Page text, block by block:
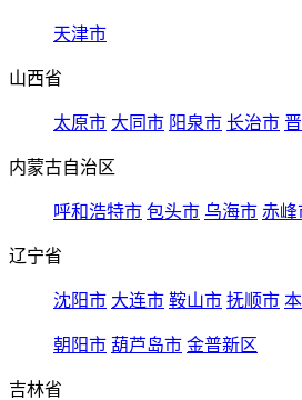
天津市
山西省
太原市 大同市 阳泉市 长治市
内蒙古自治区
呼和浩特市 包头市 乌海市 赤峰
辽宁省
沈阳市 大连市 鞍山市 抚顺市
朝阳市 葫芦岛市 金普新区
吉林省